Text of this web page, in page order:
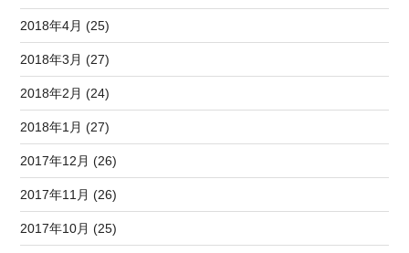
2018年4月 (25)
2018年3月 (27)
2018年2月 (24)
2018年1月 (27)
2017年12月 (26)
2017年11月 (26)
2017年10月 (25)